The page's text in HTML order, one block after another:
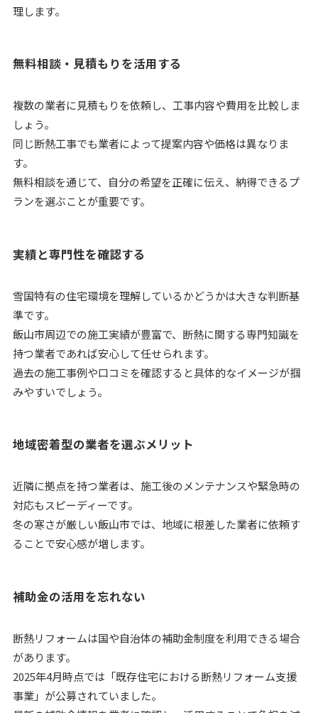
理します。
無料相談・見積もりを活用する
複数の業者に見積もりを依頼し、工事内容や費用を比較しま
しょう。
同じ断熱工事でも業者によって提案内容や価格は異なりま
す。
無料相談を通じて、自分の希望を正確に伝え、納得できるプ
ランを選ぶことが重要です。
実績と専門性を確認する
雪国特有の住宅環境を理解しているかどうかは大きな判断基
準です。
飯山市周辺での施工実績が豊富で、断熱に関する専門知識を
持つ業者であれば安心して任せられます。
過去の施工事例や口コミを確認すると具体的なイメージが掴
みやすいでしょう。
地域密着型の業者を選ぶメリット
近隣に拠点を持つ業者は、施工後のメンテナンスや緊急時の
対応もスピーディーです。
冬の寒さが厳しい飯山市では、地域に根差した業者に依頼す
ることで安心感が増します。
補助金の活用を忘れない
断熱リフォームは国や自治体の補助金制度を利用できる場合
があります。
2025年4月時点では「既存住宅における断熱リフォーム支援
事業」が公募されていました。